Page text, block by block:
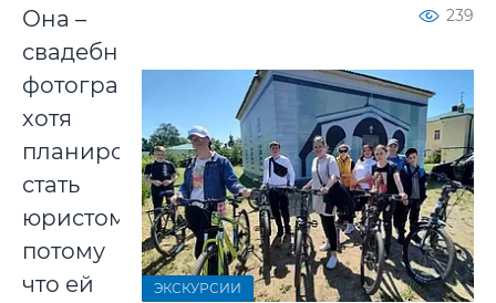
Она –
свадебный
фотограф,
хотя
планировала
стать
юристом,
потому
что ей
239
ЭКСКУРСИИ